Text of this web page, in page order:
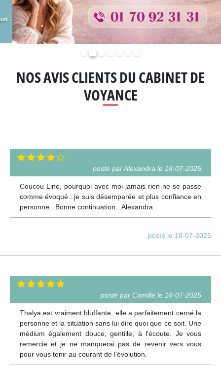
NOS AVIS CLIENTS DU CABINET DE
VOYANCE
posté par Alexandra le 18-07-2025
Coucou Lino, pourquoi avec moi jamais rien ne se passe
comme évoqué...je suis désemparée et plus confiance en
personne...Bonne continuation...Alexandra
posté le 18-07-2025
posté par Camille le 18-07-2025
Thalya est vraiment bluffante, elle a parfaitement cerné la
personne et la situation sans lui dire quoi que ce soit. Une
médium également douce, gentille, à l'écoute. Je vous
remercie et je ne manquerai pas de revenir vers vous
pour vous tenir au courant de l'évolution.